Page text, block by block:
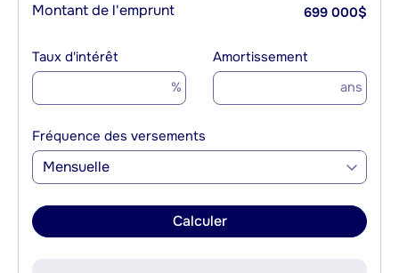
Montant de l'emprunt 699 000$
Taux d'intérêt
%
Amortissement
ans
Fréquence des versements
Mensuelle
Calculer